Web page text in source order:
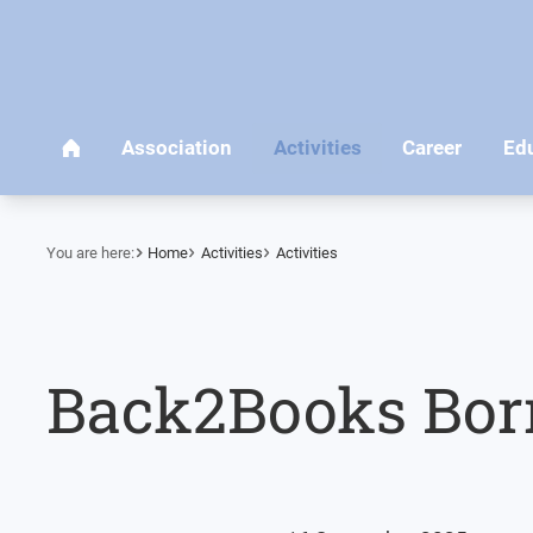
You are here: Home Activities Activities
Back2Books